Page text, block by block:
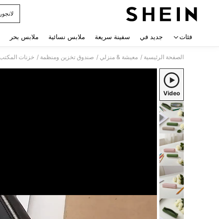
فئات جديد في سفينة سريعة ملابس نسائية ملابس بحر
الصفحة الرئيسية / معيشة & منزلي / صندوق تخزين ومنظمة / خزنات
Video